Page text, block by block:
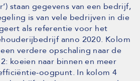
staan gegevens van een bedrijf,
is van vele bedrijven in die
als referentie voor het
anno 2020. Kolom
een verdere opschaling naar de
koeien naar binnen en meer
oogpunt. In kolom 4